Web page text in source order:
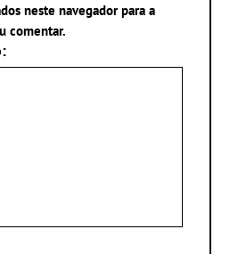
neste navegador para a
comentar.